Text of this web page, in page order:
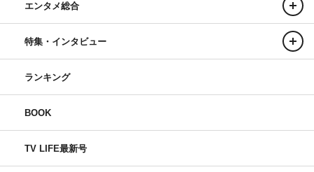
エンタメ総合
特集・インタビュー
ランキング
BOOK
TV LIFE最新号